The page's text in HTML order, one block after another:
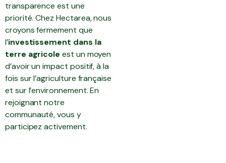
transparence est une
priorité. Chez Hectarea, nous
croyons fermement que
l’investissement dans la
terre agricole est un moyen
d’avoir un impact positif, à la
fois sur l’agriculture française
et sur l’environnement. En
rejoignant notre
communauté, vous y
participez activement.